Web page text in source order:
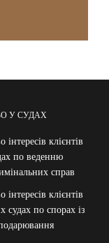
У СУДАХ
клієнтів
по веденню
справ
клієнтів
судах по спорах із